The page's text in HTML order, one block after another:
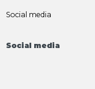
Social media
Social media